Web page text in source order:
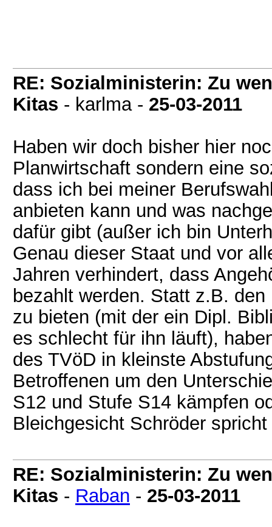
RE: Sozialministerin: Zu
Kitas - karlma - 25-03-2011
Haben wir doch bisher hier
Planwirtschaft sondern eine
dass ich bei meiner
anbieten kann und was
dafür gibt (außer ich bin
Genau dieser Staat und vor
Jahren verhindert, dass
bezahlt werden. Statt z.B.
zu bieten (mit der ein Dipl.
es schlecht für ihn läuft),
des TVöD in kleinste
Betroffenen um den
S12 und Stufe S14 kämpfen
Bleichgesicht Schröder
RE: Sozialministerin: Zu
Kitas - Raban - 25-03-2011